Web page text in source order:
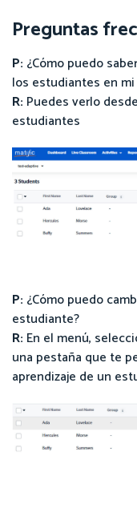
Preguntas
P: ¿Cómo puedo
los estudiantes en
R: Puedes verlo
estudiantes
P: ¿Cómo puedo
estudiante?
R: En el menú,
una pestaña que te
aprendizaje de un